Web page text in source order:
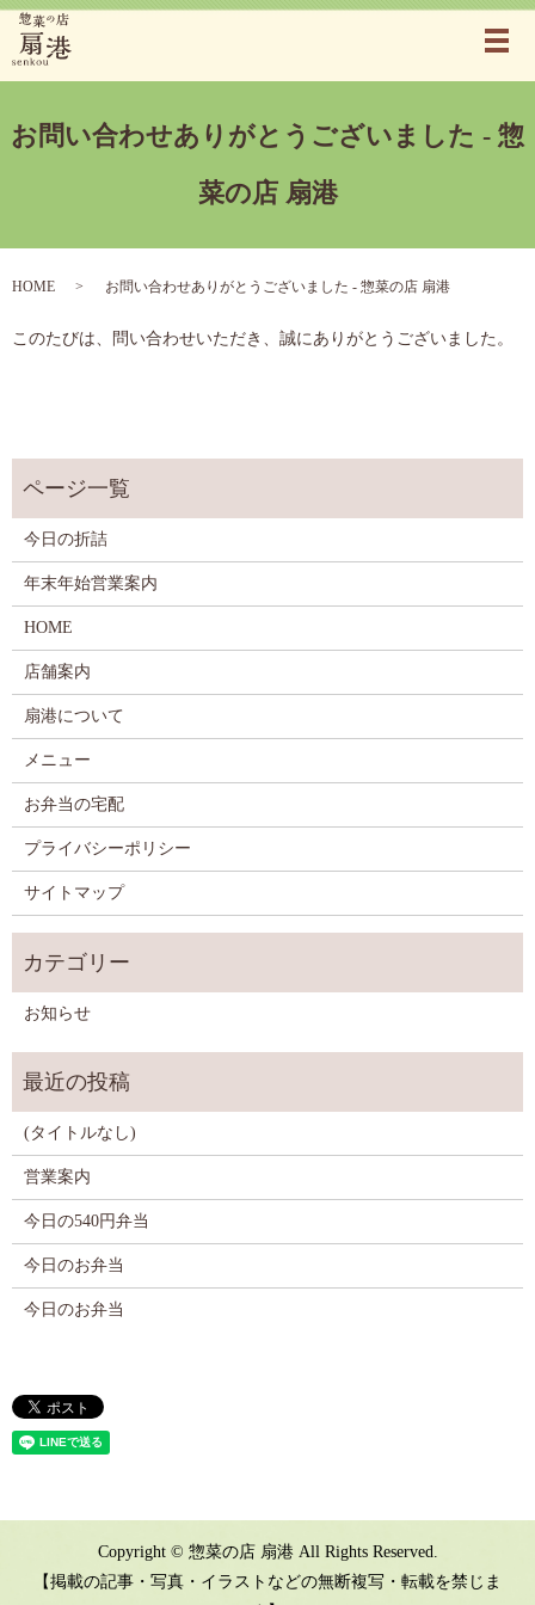
メ
お問い合わせありがとうございました - 惣
菜の店 扇港
HOME お問い合わせありがとうございました - 惣菜の店 扇港
このたびは、問い合わせいただき、誠にありがとうございました。
今日の折詰
年末年始営業案内
HOME
店舗案内
扇港について
メニュー
お弁当の宅配
プライバシーポリシー
サイトマップ
お知らせ
(タイトルなし)
営業案内
今日の540円弁当
今日のお弁当
今日のお弁当
Copyright © 惣菜の店 扇港 All Rights Reserved.
【掲載の記事・写真・イラストなどの無断複写・転載を禁じま